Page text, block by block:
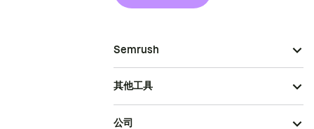
Semrush
其他工具
公司